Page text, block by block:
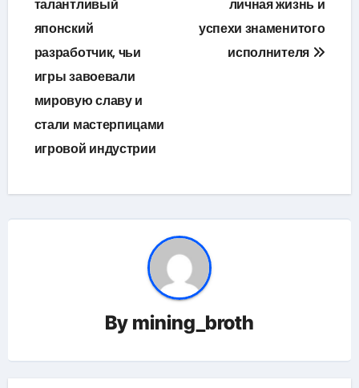
записям
талантливый
японский
разработчик, чьи
игры завоевали
мировую славу и
стали мастерпицами
игровой индустрии
личная жизнь и
успехи знаменитого
исполнителя
By mining_broth